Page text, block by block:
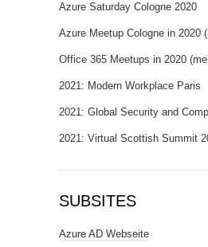
Azure Saturday Cologne 2020
Azure Meetup Cologne in 2020
Office 365 Meetups in 2020
2021: Modern Workplace Paris
2021: Global Security and
2021: Virtual Scottish Summit
SUBSITES
Azure AD Webseite